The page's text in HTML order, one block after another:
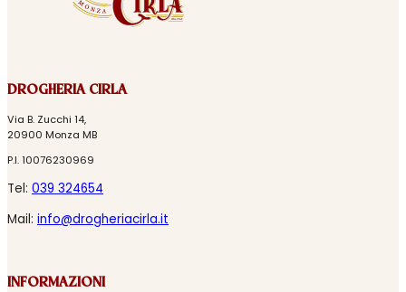
DROGHERIA CIRLA
Via B. Zucchi 14,
20900 Monza MB
P.I. 10076230969
Tel: 039 324654
Mail: info@drogheriacirla.it
INFORMAZIONI